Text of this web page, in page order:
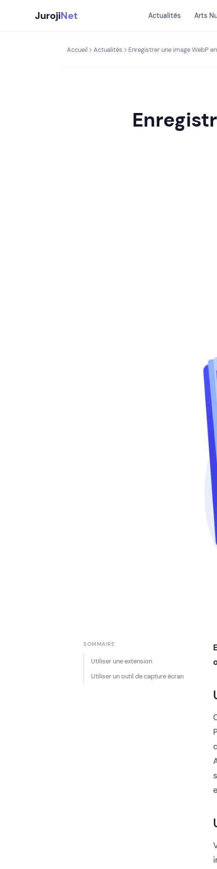
contenu
JurojiNet Actualités Arts
Accueil Actualités Enregistrer une image WebP
SOMMAIRE
Utiliser une extension
Utiliser un outil de capture écran